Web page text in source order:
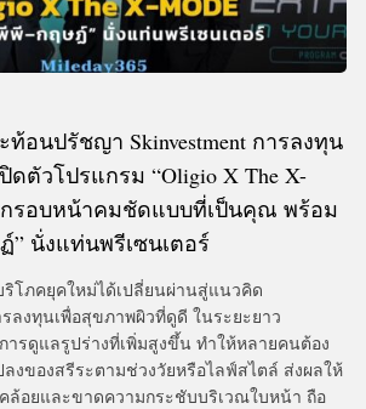
ท้อนปรัชญา Skinvestment การลงทุน
ดตัวโปรแกรม “Oligio X The X-
กรอบหน้าคมชัดแบบที่เป็นคุณ พร้อม
” นั่งแท่นพรีเซนเตอร์
โภคยุคใหม่ได้เปลี่ยนผ่านสู่แนวคิด
รลงทุนเพื่อสุขภาพผิวที่ดูดี ในระยะยาว
ารดูแลรูปร่างที่เพิ่มสูงขึ้น ทำให้หลายคนต้อง
งของสรีระตามช่วงวัยหรือไลฟ์สไตล์ ส่งผลให้
ล้อยและขาดความกระชับบริเวณใบหน้า ถือ